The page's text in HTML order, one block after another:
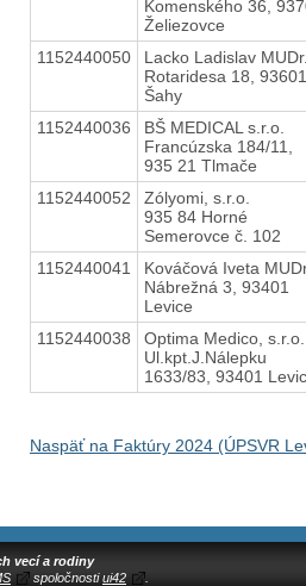
Komenského 36,
Želiezovce
1152440050
Lacko Ladislav
Rotaridesa 18, 93601
Šahy
1152440036
BŠ MEDICAL s.r.o.
Francúzska 184/11,
935 21 Tlmače
1152440052
Zólyomi, s.r.o.
935 84 Horné
Semerovce č. 102
1152440041
Kováčová Iveta
Nábrežná 3, 93401
Levice
1152440038
Optima Medico, s.r.o.
Ul.kpt.J.Nálepku
1633/83, 93401
Naspäť na Faktúry 2024 (ÚPSVR
vecí a rodiny
spoločnostiui42